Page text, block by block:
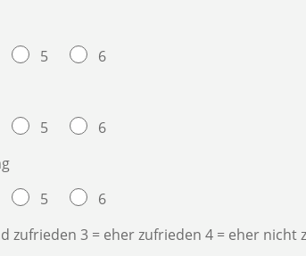
5
6
5
6
5
6
zufrieden 3 = eher zufrieden 4 = eher